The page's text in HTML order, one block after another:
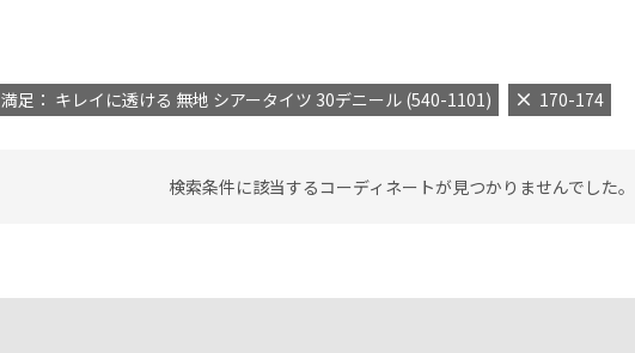
満足： キレイに透ける 無地 シアータイツ 30デニール (540-1101) 170-174
検索条件に該当するコーディネートが見つかりませんでした